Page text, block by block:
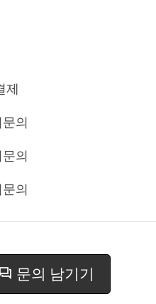
제
의
의
의
문의 남기기